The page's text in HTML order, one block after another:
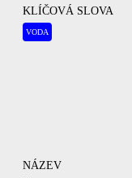
KLÍČOVÁ SLOVA
VODA
NÁZEV